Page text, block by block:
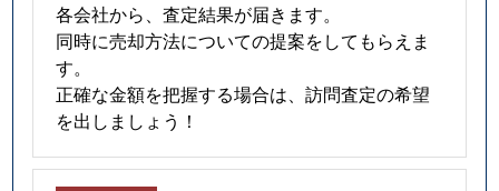
各会社から、査定結果が届きます。
同時に売却方法についての提案をしてもらえま
す。
正確な金額を把握する場合は、訪問査定の希望
を出しましょう！